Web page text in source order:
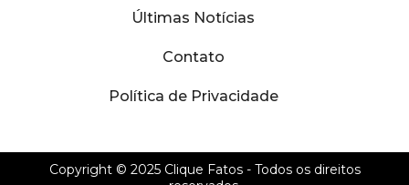
Últimas Notícias
Contato
Política de Privacidade
Copyright © 2025 Clique Fatos- Todos os direitos